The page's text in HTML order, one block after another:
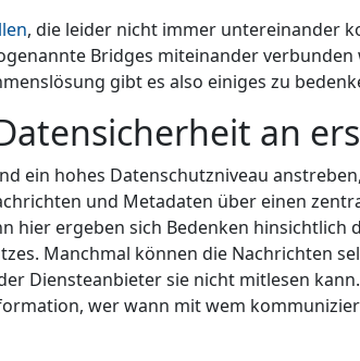
, die leider nicht immer untereinander
Bridges miteinander verbunden
gibt es also einiges zu
an
ein hohes Datenschutzniveau
und Metadaten über einen
hier ergeben sich Bedenken hinsichtlich
Manchmal können die Nachrichten
Diensteanbieter sie nicht mitlesen
wer wann mit wem